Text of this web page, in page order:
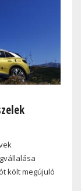
költ megújuló